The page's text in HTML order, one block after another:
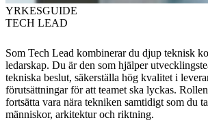
YRKESGUIDE
TECH LEAD
Som Tech Lead kombinerar du djup teknisk
ledarskap. Du är den som hjälper
tekniska beslut, säkerställa hög kvalitet i
förutsättningar för att teamet ska lyckas.
fortsätta vara nära tekniken samtidigt som du
människor, arkitektur och riktning.